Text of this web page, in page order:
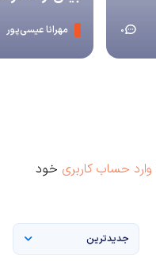
0 مهرانا عیسی‌پور
وارد حساب کاربری خود
جدیدترین